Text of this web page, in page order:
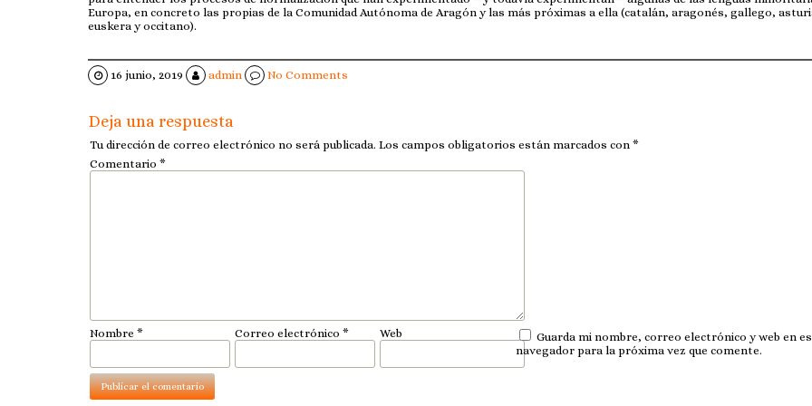
Europa, en concreto las propias de la Comunidad Autónoma de Aragón y las más próximas a ella (catalán, aragonés, gallego,
euskera y occitano).
16 junio, 2019 admin No Comments
Deja una respuesta
Tu dirección de correo electrónico no será publicada. Los campos obligatorios están marcados con *
Comentario *
Nombre * Correo electrónico * Web
Guarda mi nombre, correo electrónico y web en
navegador para la próxima vez que comente.